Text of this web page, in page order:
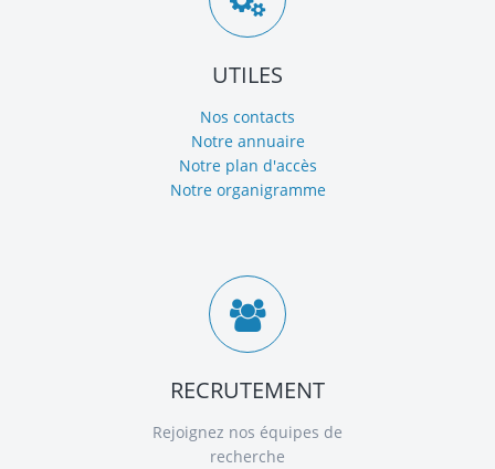
UTILES
Nos contacts
Notre annuaire
Notre plan d'accès
Notre organigramme
RECRUTEMENT
Rejoignez nos équipes de
recherche